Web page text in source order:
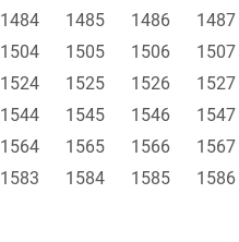
1484 1485 1486 1487
1504 1505 1506 1507
1524 1525 1526 1527
1544 1545 1546 1547
1564 1565 1566 1567
1583
1584 1585 1586